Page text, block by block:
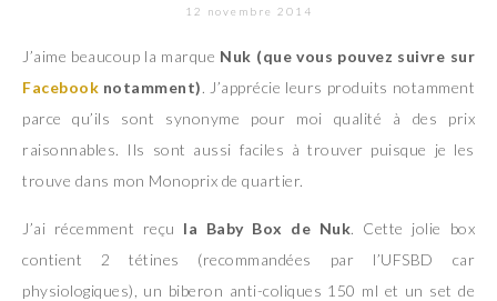
12 novembre 2014
J’aime beaucoup la marque Nuk (que vous pouvez suivre sur
Facebook notamment). J’apprécie leurs produits notamment
parce qu’ils sont synonyme pour moi qualité à des prix
raisonnables. Ils sont aussi faciles à trouver puisque je les
trouve dans mon Monoprix de quartier.
J’ai récemment reçu la Baby Box de Nuk. Cette jolie box
contient 2 tétines (recommandées par l’UFSBD car
physiologiques), un biberon anti-coliques 150 ml et un set de